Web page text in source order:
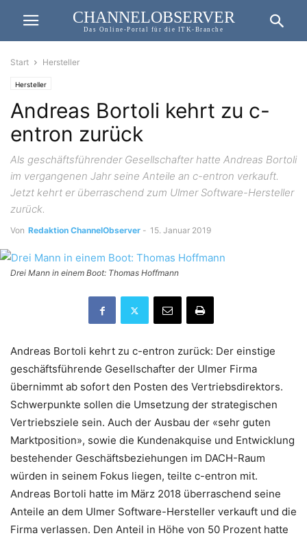
CHANNELOBSERVER
Das Online-Portal für die ITK-Branche
Start Hersteller
Hersteller
Andreas Bortoli kehrt zu c-
entron zurück
Als geschäftsführender Gesellschafter hatte Andreas Bortoli
im vergangenen Jahr seine Anteile an c-entron verkauft.
Jetzt kehrt er überraschend zum Ulmer Software-Hersteller
zurück.
Von Redaktion ChannelObserver - 15. Januar 2019
Drei Mann in einem Boot: Thomas Hoffmann
Andreas Bortoli kehrt zu c-entron zurück: Der einstige
geschäftsführende Gesellschafter der Ulmer Firma
übernimmt ab sofort den Posten des Vertriebsdirektors.
Schwerpunkte sollen die Umsetzung der strategischen
Vertriebsziele sein. Auch der Ausbau der «sehr guten
Marktposition», sowie die Kundenakquise und Entwicklung
bestehender Geschäftsbeziehungen im DACH-Raum
würden in seinem Fokus liegen, teilte c-entron mit.
Andreas Bortoli hatte im März 2018 überraschend seine
Anteile an dem Ulmer Software-Hersteller verkauft und die
Firma verlassen. Den Anteil in Höhe von 50 Prozent hatte